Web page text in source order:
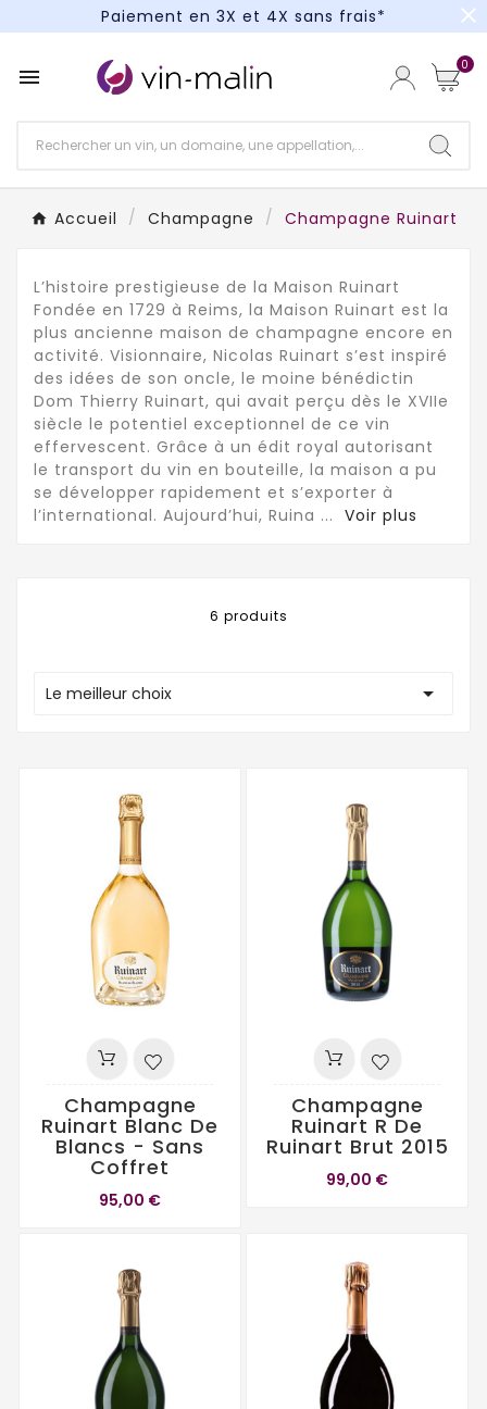
Paiement en 3X et 4X sans frais*
Paiement en 3X et 4X sans frais*
close
 0
Accueil Champagne Champagne Ruinart
L’histoire prestigieuse de la Maison Ruinart
Fondée en 1729 à Reims, la Maison Ruinart est la
plus ancienne maison de champagne encore en
activité. Visionnaire, Nicolas Ruinart s’est inspiré
des idées de son oncle, le moine bénédictin
Dom Thierry Ruinart, qui avait perçu dès le XVIIe
siècle le potentiel exceptionnel de ce vin
effervescent. Grâce à un édit royal autorisant
le transport du vin en bouteille, la maison a pu
se développer rapidement et s’exporter à
l’international. Aujourd’hui, Ruina ... Voir plus
6 produits
Le meilleur choix 
Champagne
Ruinart Blanc De
Blancs - Sans
Coffret
95,00 €
Champagne
Ruinart R De
Ruinart Brut 2015
99,00 €